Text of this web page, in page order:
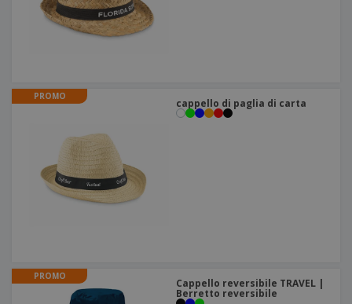
PROMO
cappello di paglia di carta
PROMO
Cappello reversibile TRAVEL |
Berretto reversibile